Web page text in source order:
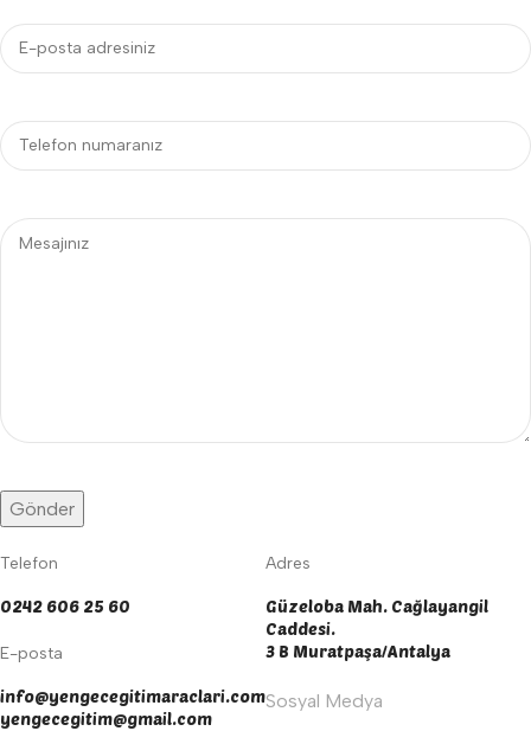
Telefon
0242 606 25 60
E-posta
info@yengecegitimaraclari.com
yengecegitim@gmail.com
Adres
Güzeloba Mah. Cağlayangil
Caddesi.
3 B Muratpaşa/Antalya
Sosyal Medya